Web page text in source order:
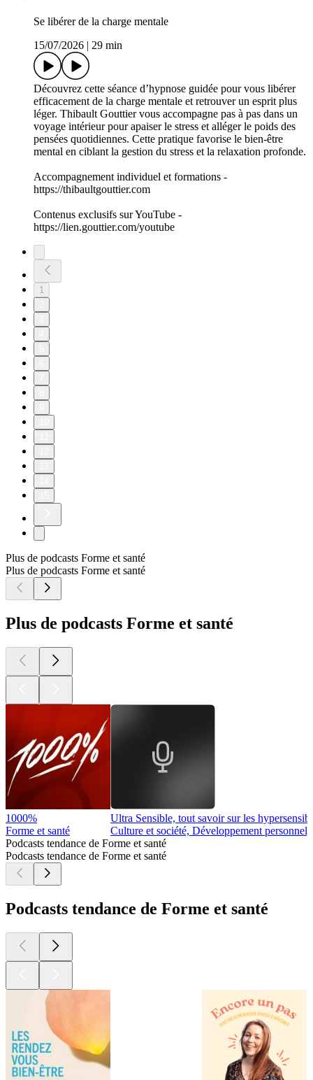
Accompagnement individuel et formations -
https://thibaultgouttier.com
Contenus exclusifs sur YouTube -
https://lien.gouttier.com/youtube
Hypnose Nocturne Pour un sommeil PROFOND
Découvrez cette séance d’hypnose nocturne conçue pour
vous guider vers un sommeil profond et réparateur. Grâce à
une relaxation progressive et des suggestions hypnotiques,
un endormissement rapide et un repos optimal.
Accompagnement individuel et formations -
https://thibaultgouttier.com
Se libérer de la charge mentale
Découvrez cette séance d’hypnose guidée pour vous libérer
efficacement de la charge mentale et retrouver un esprit plus
léger. Thibault Gouttier vous accompagne pas à pas dans un
pensées quotidiennes. Cette pratique favorise le bien-être
mental en ciblant la gestion du stress et la relaxation profonde.
Accompagnement individuel et formations -
https://thibaultgouttier.com
Contenus exclusifs sur YouTube -
https://lien.gouttier.com/youtube
1
3
5
10
11
13
14
15